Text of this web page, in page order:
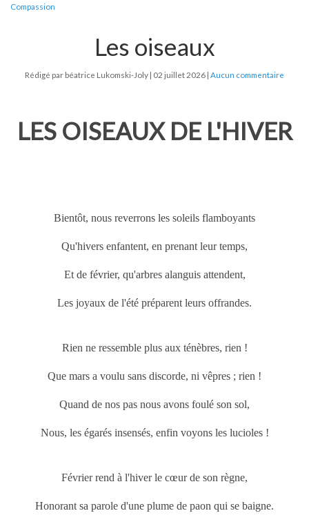
Compassion
Les oiseaux
Rédigé par béatrice Lukomski-Joly 02 juillet 2026 Aucun commentaire
LES OISEAUX DE L'HIVER
Bientôt, nous reverrons les soleils flamboyants
Qu'hivers enfantent, en prenant leur temps,
Et de février, qu'arbres alanguis attendent,
Les joyaux de l'été préparent leurs offrandes.
Rien ne ressemble plus aux ténèbres, rien !
Que mars a voulu sans discorde, ni vêpres ; rien !
Quand de nos pas nous avons foulé son sol,
Nous, les égarés insensés, enfin voyons les lucioles !
Février rend à l'hiver le cœur de son règne,
Honorant sa parole d'une plume de paon qui se baigne.